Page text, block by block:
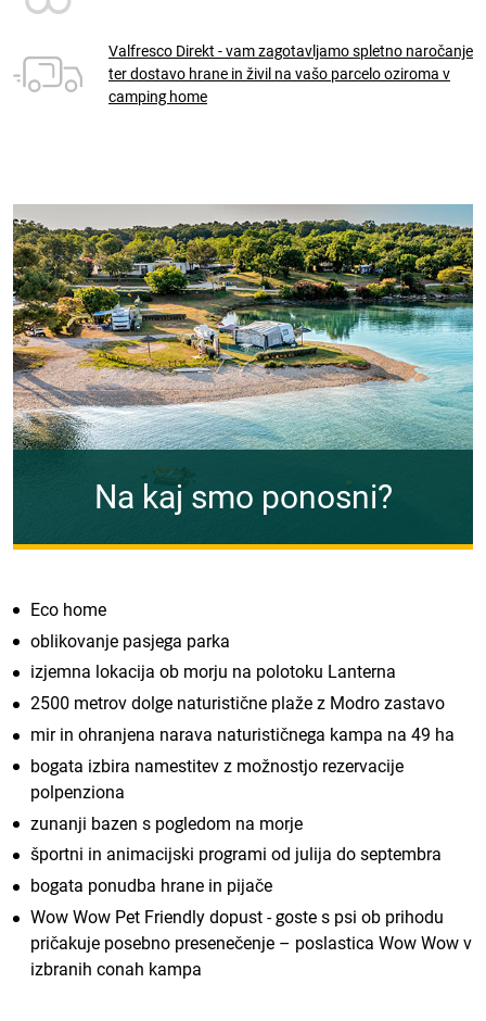
Valfresco Direkt - vam zagotavljamo spletno naročanje
ter dostavo hrane in živil na vašo parcelo oziroma v
camping home
Na kaj smo ponosni?
Eco home
oblikovanje pasjega parka
izjemna lokacija ob morju na polotoku Lanterna
2500 metrov dolge naturistične plaže z Modro zastavo
mir in ohranjena narava naturističnega kampa na 49 ha
bogata izbira namestitev z možnostjo rezervacije
polpenziona
zunanji bazen s pogledom na morje
športni in animacijski programi od julija do septembra
bogata ponudba hrane in pijače
Wow Wow Pet Friendly dopust - goste s psi ob prihodu
pričakuje posebno presenečenje – poslastica Wow Wow v
izbranih conah kampa